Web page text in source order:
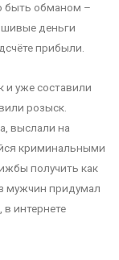
быть обманом –
деньги
прибыли.
и уже составили
розыск.
выслали на
криминальными
получить как
мужчин придумал
интернете